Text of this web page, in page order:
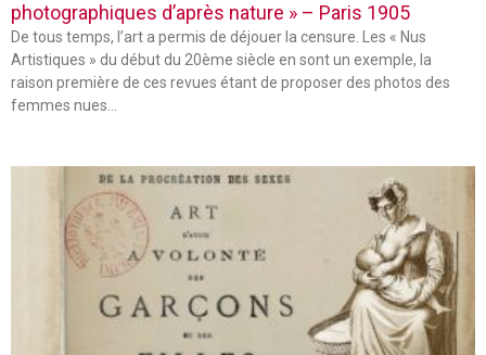
photographiques d’après nature » – Paris 1905
De tous temps, l’art a permis de déjouer la censure. Les « Nus
Artistiques » du début du 20ème siècle en sont un exemple, la
raison première de ces revues étant de proposer des photos des
femmes nues…